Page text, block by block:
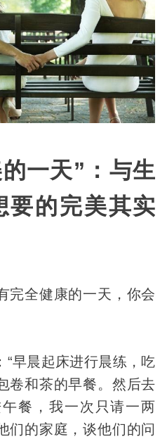
一天”：与生
要的完美其实
完全健康的一天，你会
早晨起床进行晨练，吃
卷和茶的早餐。然后去
餐，我一次只请一两
们的家庭，谈他们的问